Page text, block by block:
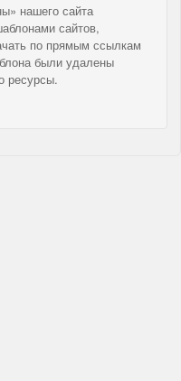
нашего сайта
сайтов,
по прямым ссылкам
были удалены
ресурсы.